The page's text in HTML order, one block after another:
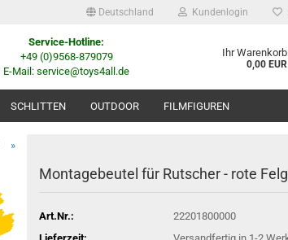
Deutschland Kundenlogin
Service-Hotline:
+49 (0)9568-879079
E-Mail: service@toys4all.de
Ihr Warenkorb
0,00 EUR
SCHLITTEN OUTDOOR FILMFIGUREN
»
Montagebeutel für Rutscher - rote
Art.Nr.:
22201800000
Lieferzeit:
Versandfertig in 1-2